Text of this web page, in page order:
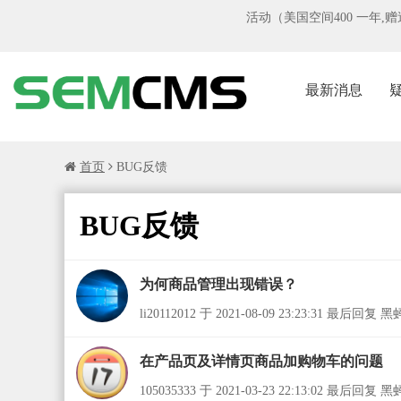
活动（美国空间400 一年,
最新消息
首页 BUG反馈
BUG反馈
为何商品管理出现错误？
li20112012 于 2021-08-09 23:23:31 最后回复 黑
在产品页及详情页商品加购物车的问题
105035333 于 2021-03-23 22:13:02 最后回复 黑